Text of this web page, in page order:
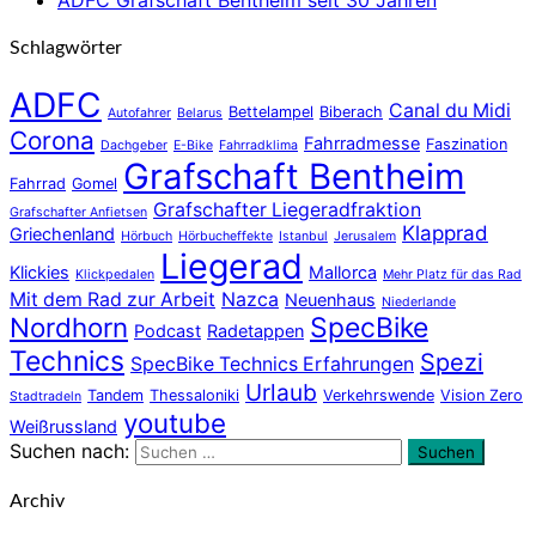
Schlagwörter
ADFC Autofahrer Belarus Bettelampel Biberach Canal du Midi
Corona Dachgeber E-Bike Fahrradklima Fahrradmesse Faszination
Fahrrad Gomel Grafschaft Bentheim
Grafschafter Anfietsen Grafschafter Liegeradfraktion
Griechenland Hörbuch Hörbucheffekte Istanbul Jerusalem Klapprad
Klickies Klickpedalen Liegerad Mallorca Mehr Platz für das Rad
Mit dem Rad zur Arbeit Nazca Neuenhaus Niederlande
Nordhorn Podcast Radetappen SpecBike
Technics SpecBike Technics Erfahrungen Spezi
Stadtradeln Tandem Thessaloniki Urlaub Verkehrswende Vision Zero
Weißrussland youtube
Suchen nach: Suchen
Archiv